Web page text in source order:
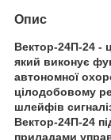
Опис
Вектор-24П-24 -
який виконує
автономної
цілодобовому
шлейфів
Вектор-24П-24
приладами